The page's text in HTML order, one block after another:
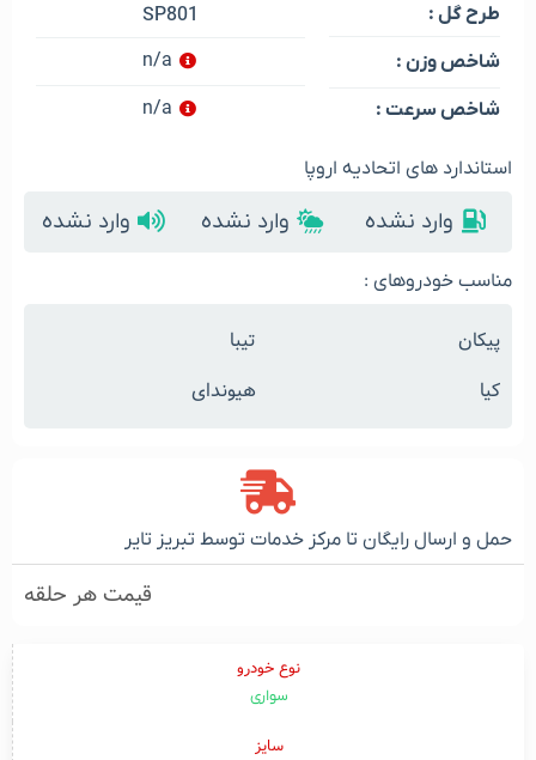
طرح گل :
شاخص وزن :
شاخص سرعت :
SP801
n/a
n/a
استاندارد های اتحادیه اروپا
وارد نشده وارد نشده وارد نشده
مناسب خودروهای :
پیکان
تیبا
کیا
هیوندای
حمل و ارسال رایگان تا مرکز خدمات توسط تبریز تایر
قیمت هر حلقه
نوع خودرو
سواری
سایز